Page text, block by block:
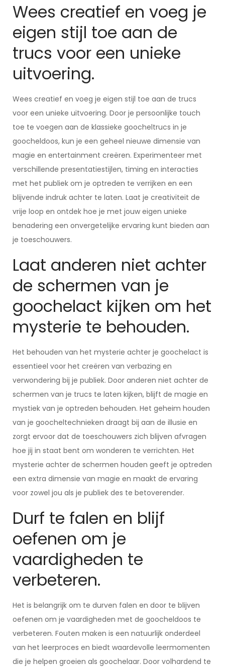
Wees creatief en voeg je
eigen stijl toe aan de
trucs voor een unieke
uitvoering.
Wees creatief en voeg je eigen stijl toe aan de trucs
voor een unieke uitvoering. Door je persoonlijke touch
toe te voegen aan de klassieke goocheltrucs in je
goocheldoos, kun je een geheel nieuwe dimensie van
magie en entertainment creëren. Experimenteer met
verschillende presentatiestijlen, timing en interacties
met het publiek om je optreden te verrijken en een
blijvende indruk achter te laten. Laat je creativiteit de
vrije loop en ontdek hoe je met jouw eigen unieke
benadering een onvergetelijke ervaring kunt bieden aan
je toeschouwers.
Laat anderen niet achter
de schermen van je
goochelact kijken om het
mysterie te behouden.
Het behouden van het mysterie achter je goochelact is
essentieel voor het creëren van verbazing en
verwondering bij je publiek. Door anderen niet achter de
schermen van je trucs te laten kijken, blijft de magie en
mystiek van je optreden behouden. Het geheim houden
van je goocheltechnieken draagt bij aan de illusie en
zorgt ervoor dat de toeschouwers zich blijven afvragen
hoe jij in staat bent om wonderen te verrichten. Het
mysterie achter de schermen houden geeft je optreden
een extra dimensie van magie en maakt de ervaring
voor zowel jou als je publiek des te betoverender.
Durf te falen en blijf
oefenen om je
vaardigheden te
verbeteren.
Het is belangrijk om te durven falen en door te blijven
oefenen om je vaardigheden met de goocheldoos te
verbeteren. Fouten maken is een natuurlijk onderdeel
van het leerproces en biedt waardevolle leermomenten
die je helpen groeien als goochelaar. Door volhardend te